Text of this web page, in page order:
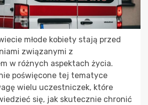
młode kobiety stają przed
związanymi z
w różnych aspektach życia.
poświęcone tej tematyce
wielu uczestniczek, które
się, jak skutecznie chronić